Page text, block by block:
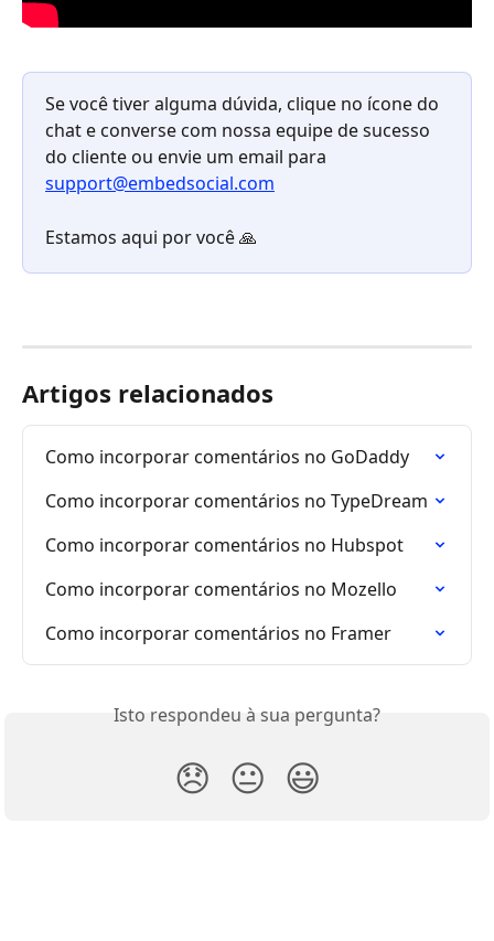
Se você tiver alguma dúvida, clique no ícone do
chat e converse com nossa equipe de sucesso
do cliente ou envie um email para
support@embedsocial.com
Estamos aqui por você 🙏
Artigos relacionados
Como incorporar comentários no GoDaddy
Como incorporar comentários no TypeDream
Como incorporar comentários no Hubspot
Como incorporar comentários no Mozello
Como incorporar comentários no Framer
Isto respondeu à sua pergunta?
😞 😐 😃